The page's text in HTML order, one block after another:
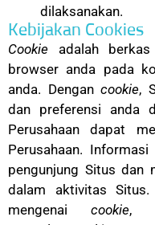
dilaksanakan.
Kebijakan Cookies
Cookie adalah
browser anda pada
anda. Dengan cookie,
dan preferensi anda
Perusahaan dapat
Perusahaan.
pengunjung Situs dan
dalam aktivitas
mengenai cookie,